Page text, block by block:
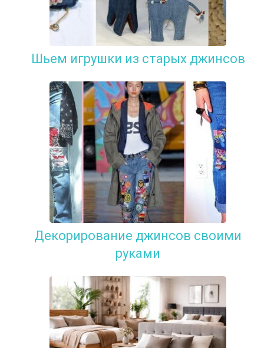
Шьем игрушки из старых джинсов
Декорирование джинсов своими
руками